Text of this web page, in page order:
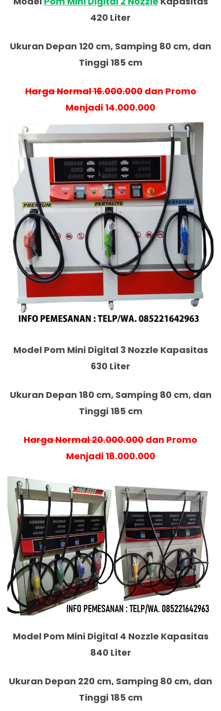
420 Liter
Ukuran Depan 120 cm, Samping 80 cm, dan
Tinggi 185 cm
Harga Normal 16.000.000dan Promo
Menjadi 14.000.000
Model Pom Mini Digital 3 Nozzle Kapasitas
630 Liter
Ukuran Depan 180 cm, Samping 80 cm, dan
Tinggi 185 cm
Harga Normal 20.000.000 dan Promo
Menjadi 18.000.000
Model Pom Mini Digital 4 Nozzle Kapasitas
840 Liter
Ukuran Depan 220 cm, Samping 80 cm, dan
Tinggi 185 cm